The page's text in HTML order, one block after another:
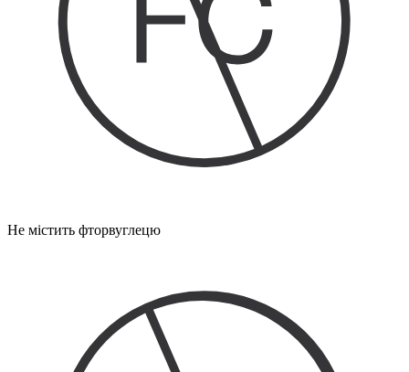
Не містить фторвуглецю